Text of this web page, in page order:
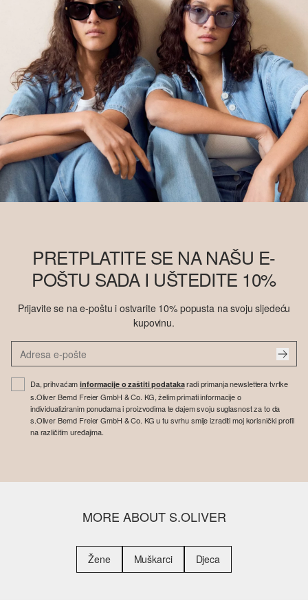
PRETPLATITE SE NA NAŠU E-
POŠTU SADA I UŠTEDITE 10%
Prijavite se na e-poštu i ostvarite 10% popusta na svoju sljedeću
kupovinu.
Da, prihvaćaminformacije o zaštiti podatakaradi primanja newslettera tvrtke
s.Oliver Bernd Freier GmbH & Co. KG, želim primati informacije o
individualiziranim ponudama i proizvodima te dajem svoju suglasnost za to da
s.Oliver Bernd Freier GmbH & Co. KG u tu svrhu smije izraditi moj korisnički profil
na različitim uređajima.
MORE ABOUT S.OLIVER
Žene Muškarci Djeca